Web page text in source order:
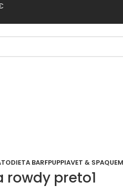
DIETA BARFPUPPIAVET & SPA
preto1